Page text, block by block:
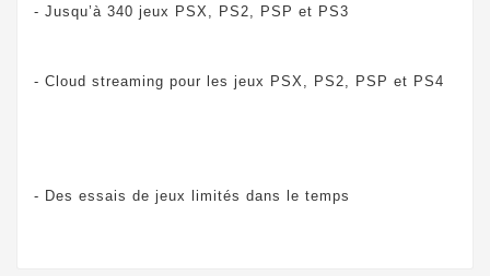
- Jusqu’à 340 jeux PSX, PS2, PSP et PS3
- Cloud streaming pour les jeux PSX, PS2, PSP et PS4
- Des essais de jeux limités dans le temps